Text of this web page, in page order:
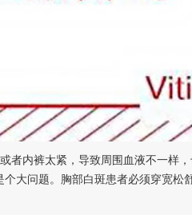
内裤太紧，导致周围血液不一样
大问题。胸部白斑患者必须穿宽松